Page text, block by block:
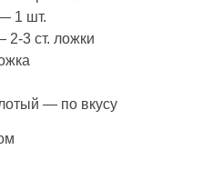
1 шт.
3 ст. ложки
— по вкусу